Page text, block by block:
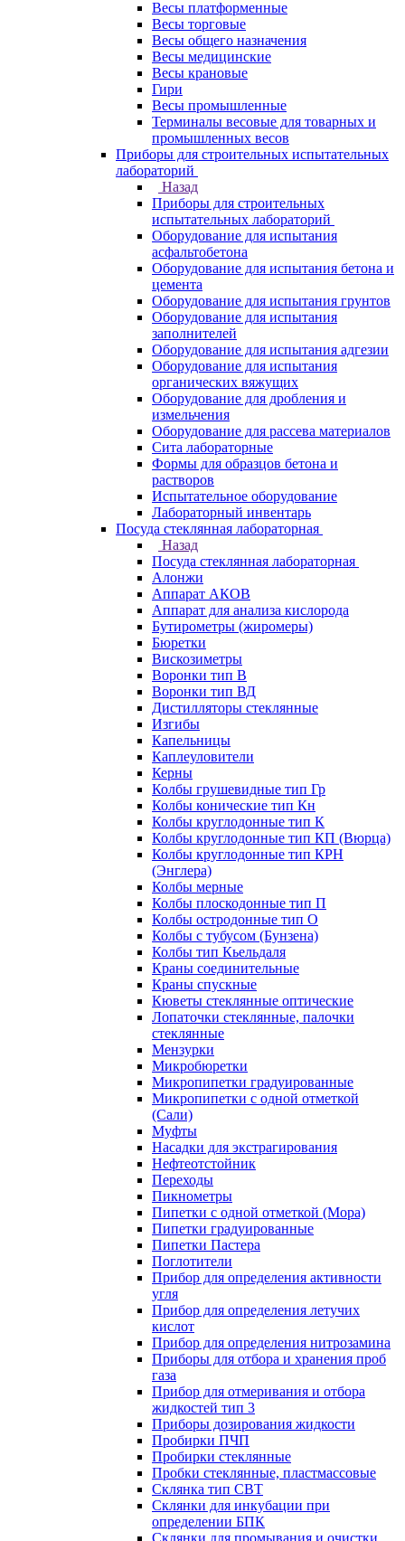
Весы платформенные
Весы торговые
Весы общего назначения
Весы медицинские
Весы крановые
Гири
Весы промышленные
Терминалы весовые для товарных и
промышленных весов
Приборы для строительных испытательных
лабораторий
Назад
Приборы для строительных
испытательных лабораторий
Оборудование для испытания
асфальтобетона
Оборудование для испытания бетона и
цемента
Оборудование для испытания грунтов
Оборудование для испытания
заполнителей
Оборудование для испытания адгезии
Оборудование для испытания
органических вяжущих
Оборудование для дробления и
измельчения
Оборудование для рассева материалов
Сита лабораторные
Формы для образцов бетона и
растворов
Испытательное оборудование
Лабораторный инвентарь
Посуда стеклянная лабораторная
Назад
Посуда стеклянная лабораторная
Алонжи
Аппарат АКОВ
Аппарат для анализа кислорода
Бутирометры (жиромеры)
Бюретки
Вискозиметры
Воронки тип В
Воронки тип ВД
Дистилляторы стеклянные
Изгибы
Капельницы
Каплеуловители
Керны
Колбы грушевидные тип Гр
Колбы конические тип Кн
Колбы круглодонные тип К
Колбы круглодонные тип КП (Вюрца)
Колбы круглодонные тип КРН
(Энглера)
Колбы мерные
Колбы плоскодонные тип П
Колбы остродонные тип О
Колбы с тубусом (Бунзена)
Колбы тип Кьельдаля
Краны соединительные
Краны спускные
Кюветы стеклянные оптические
Лопаточки стеклянные, палочки
стеклянные
Мензурки
Микробюретки
Микропипетки градуированные
Микропипетки с одной отметкой
(Сали)
Муфты
Насадки для экстрагирования
Нефтеотстойник
Переходы
Пикнометры
Пипетки с одной отметкой (Мора)
Пипетки градуированные
Пипетки Пастера
Поглотители
Прибор для определения активности
угля
Прибор для определения летучих
кислот
Прибор для определения нитрозамина
Приборы для отбора и хранения проб
газа
Прибор для отмеривания и отбора
жидкостей тип 3
Приборы дозирования жидкости
Пробирки ПЧП
Пробирки стеклянные
Пробки стеклянные, пластмассовые
Склянка тип СВТ
Склянки для инкубации при
определении БПК
Склянки для промывания и очистки